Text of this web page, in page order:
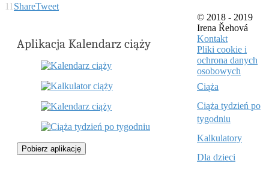
11 ShareTweet
Aplikacja Kalendarz ciąży
Pobierz aplikację
© 2018 - 2019
Irena Řehová
Kontakt
Pliki cookie i
ochrona danych
osobowych
Ciąża
Ciąża tydzień po
tygodniu
Kalkulatory
Dla dzieci